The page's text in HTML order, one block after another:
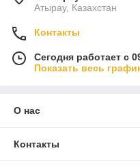
Атырау, Казахстан
Контакты
Сегодня работает с
Показать весь
О нас
Контакты